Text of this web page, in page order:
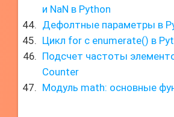
и NaN в Python
Дефолтные параметры в
Цикл for с enumerate() в
Подсчет частоты
Counter
Модуль math: основные